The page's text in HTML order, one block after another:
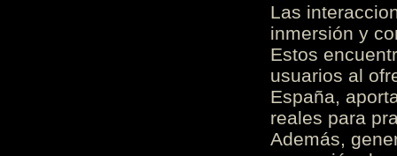
Las
inmersión y
Estos
usuarios al
España,
reales para
Además,